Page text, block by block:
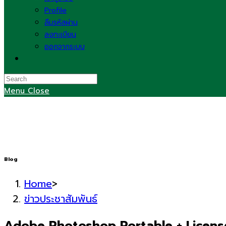
Profile
ลืมรหัสผ่าน
ลงทะเบียน
ออกจากระบบ
search
Menu Close
Blog
Home>
ข่าวประชาสัมพันธ์